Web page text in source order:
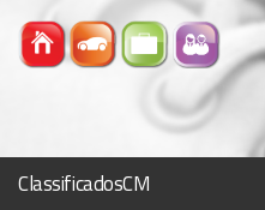
ClassificadosCM